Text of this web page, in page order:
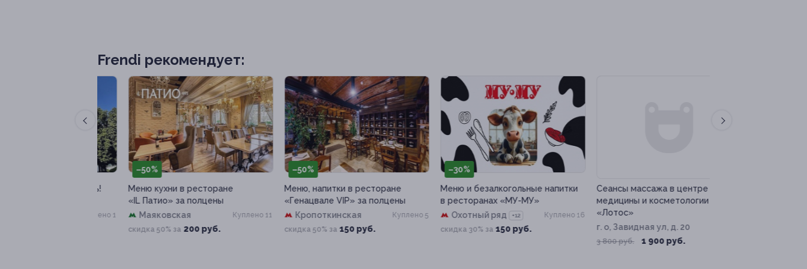
Frendi рекомендует:
–50%
Меню кухни в ресторане
«IL Патио» за полцены
Маяковская
скидка 50% за 200 руб.
Куплено 11
–50%
Меню, напитки в ресторане
«Генацвале VIP» за полцены
Кропоткинская
скидка 50% за 150 руб.
Куплено 5
–30%
Меню и безалкогольные напитки
в ресторанах «МУ-МУ»
Охотный ряд
+12
скидка 30% за 150 руб.
Куплено 16
Сеансы массажа в центре
медицины и косметологии
«Лотос»
г. о, Завидная ул, д. 20
3 800 руб. 1 900 руб.